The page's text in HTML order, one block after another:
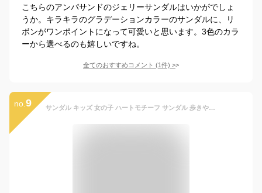
こちらのアンパサンドのジェリーサンダルはいかがでしょ
うか。キラキラのグラデーションカラーのサンダルに、リ
ボンがワンポイントになって可愛いと思います。3色のカラ
ーから選べるのも嬉しいですね。
全てのおすすめコメント (1件) >
no. 9 サンダル キッズ 女の子 ハートモチーフ サンダル 歩きやすい お姫様 サンダル キラキラ サンダル 子供 サンダル 水陸両用 ビーチサンダル 子供 痛くない カジュアル サンダル お出かけ 普段使い 通園 通学 滑り止め 可愛い幼稚園 保育園